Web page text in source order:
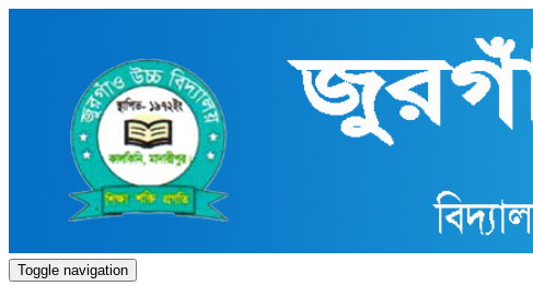
Toggle navigation